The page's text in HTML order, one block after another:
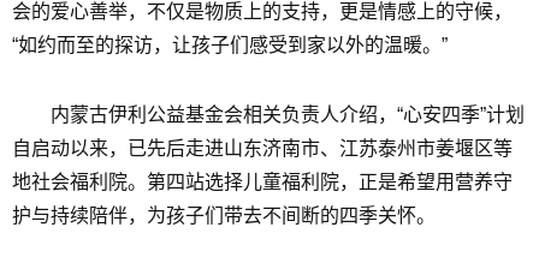
会的爱心善举，不仅是物质上的支持，更是情感上的守候，
“如约而至的探访，让孩子们感受到家以外的温暖。”
内蒙古伊利公益基金会相关负责人介绍，“心安四季”计划
自启动以来，已先后走进山东济南市、江苏泰州市姜堰区等
地社会福利院。第四站选择儿童福利院，正是希望用营养守
护与持续陪伴，为孩子们带去不间断的四季关怀。